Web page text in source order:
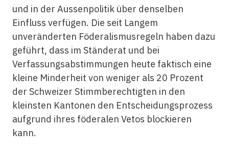
und in der Aussenpolitik über denselben
Einfluss verfügen. Die seit Langem
unveränderten Föderalismusregeln haben dazu
geführt, dass im Ständerat und bei
Verfassungsabstimmungen heute faktisch eine
kleine Minderheit von weniger als 20 Prozent
der Schweizer Stimmberechtigten in den
kleinsten Kantonen den Entscheidungsprozess
aufgrund ihres föderalen Vetos blockieren
kann.